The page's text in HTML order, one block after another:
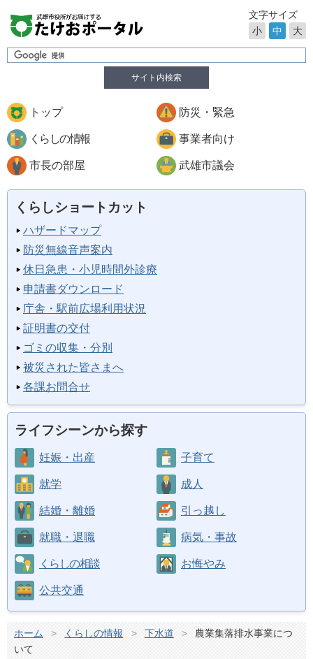
サイト内検索
文字サイズ
小
中 大
トップ 防災・緊急
くらしの情報 事業者向け
市長の部屋 武雄市議会
くらしショートカット
ハザードマップ
防災無線音声案内
休日急患・小児時間外診療
申請書ダウンロード
庁舎・駅前広場利用状況
証明書の交付
ゴミの収集・分別
被災された皆さまへ
各課お問合せ
ライフシーンから探す
妊娠・出産 子育て
就学 成人
結婚・離婚 引っ越し
就職・退職 病気・事故
くらしの相談 お悔やみ
公共交通
ホーム > くらしの情報 > 下水道 >
農業集落排水事業につ
いて